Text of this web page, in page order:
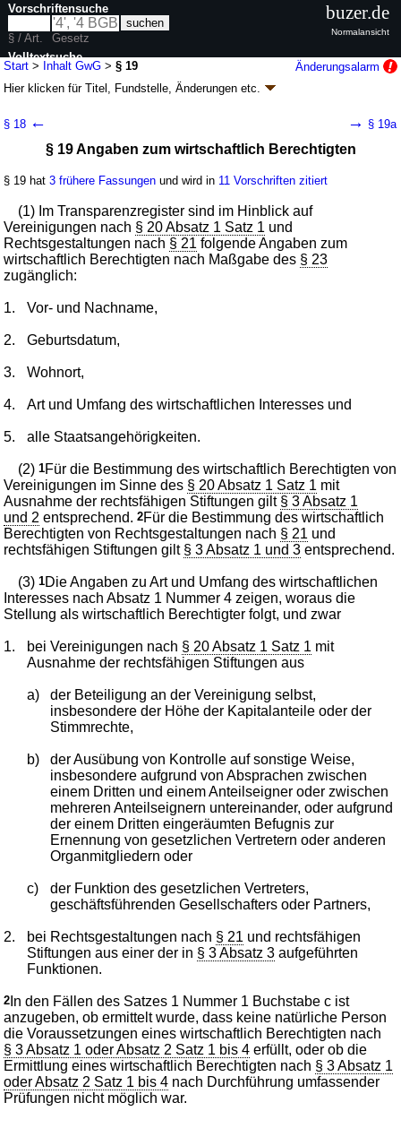
Start > Inhalt GwG >§ 19
Änderungsalarm
Hier klicken fürTitel, Fundstelle, Änderungen etc.
Artikel 12G. v. 29.06.2026BGBl. 2026 I Nr. 197
32 weitere Fassungen | Drucksachen / Entwurf / Begründung
Abschnitt 4 Transparenzregister
§ 18 ← → § 19a
§ 19 Angaben zum wirtschaftlich Berechtigten
§ 19 hat3 frühere Fassungen und wird in 11 Vorschriften zitiert
(1) Im Transparenzregister sind im Hinblick auf
Vereinigungen nach § 20 Absatz 1 Satz 1 und
Rechtsgestaltungen nach § 21 folgende Angaben zum
wirtschaftlich Berechtigten nach Maßgabe des § 23
zugänglich:
1. Vor- und Nachname,
2. Geburtsdatum,
3. Wohnort,
4. Art und Umfang des wirtschaftlichen Interesses und
5. alle Staatsangehörigkeiten.
(2)1Für die Bestimmung des wirtschaftlich Berechtigten von
Vereinigungen im Sinne des § 20 Absatz 1 Satz 1 mit
Ausnahme der rechtsfähigen Stiftungen gilt § 3 Absatz 1
und 2 entsprechend.2Für die Bestimmung des wirtschaftlich
Berechtigten von Rechtsgestaltungen nach § 21 und
rechtsfähigen Stiftungen gilt § 3 Absatz 1 und 3 entsprechend.
(3)1Die Angaben zu Art und Umfang des wirtschaftlichen
Interesses nach Absatz 1 Nummer 4 zeigen, woraus die
Stellung als wirtschaftlich Berechtigter folgt, und zwar
1. bei Vereinigungen nach § 20 Absatz 1 Satz 1 mit
Ausnahme der rechtsfähigen Stiftungen aus
a)
der Beteiligung an der Vereinigung selbst,
insbesondere der Höhe der Kapitalanteile oder der
Stimmrechte,
b)
der Ausübung von Kontrolle auf sonstige Weise,
insbesondere aufgrund von Absprachen zwischen
einem Dritten und einem Anteilseigner oder zwischen
mehreren Anteilseignern untereinander, oder aufgrund
der einem Dritten eingeräumten Befugnis zur
Ernennung von gesetzlichen Vertretern oder anderen
Organmitgliedern oder
c)
der Funktion des gesetzlichen Vertreters,
geschäftsführenden Gesellschafters oder Partners,
2. bei Rechtsgestaltungen nach § 21 und rechtsfähigen
Stiftungen aus einer der in § 3 Absatz 3 aufgeführten
Funktionen.
2 In den Fällen des Satzes 1 Nummer 1 Buchstabe c ist
anzugeben, ob ermittelt wurde, dass keine natürliche Person
die Voraussetzungen eines wirtschaftlich Berechtigten nach
§ 3 Absatz 1 oder Absatz 2 Satz 1 bis 4 erfüllt, oder ob die
Ermittlung eines wirtschaftlich Berechtigten nach § 3 Absatz 1
oder Absatz 2 Satz 1 bis 4 nach Durchführung umfassender
Prüfungen nicht möglich war.
Vorschriftensuche
§ / Art.
Gesetz
Volltextsuche
nur in GwG
buzer.de
Normalansicht